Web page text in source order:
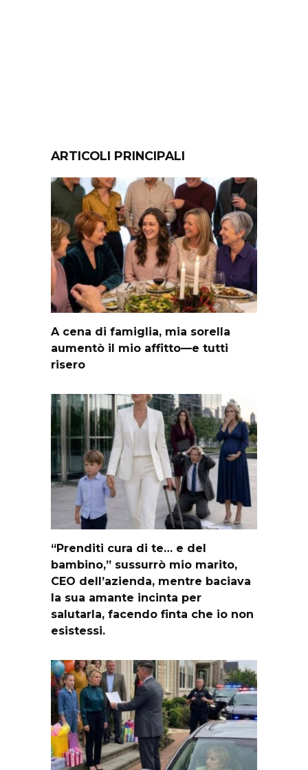
ARTICOLI PRINCIPALI
A cena di famiglia, mia sorella
aumentò il mio affitto—e tutti
risero
“Prenditi cura di te… e del
bambino,” sussurrò mio marito,
CEO dell’azienda, mentre baciava
la sua amante incinta per
salutarla, facendo finta che io non
esistessi.